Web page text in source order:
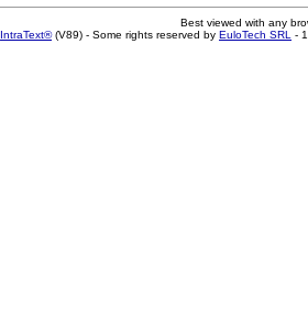
Best viewed with any
IntraText®(V89) - Some rights reserved by EuloTech SRL -